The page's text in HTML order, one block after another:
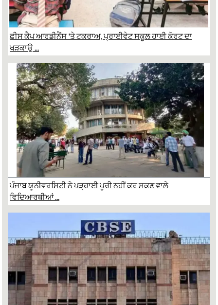
ਫ਼ੀਸ ਕੈਪ ਆਰਡੀਨੈਂਸ 'ਤੇ ਟਕਰਾਅ, ਪ੍ਰਾਈਵੇਟ ਸਕੂਲ ਹਾਈ ਕੋਰਟ ਦਾ
ਖੜਕਾਉ ...
ਪੰਜਾਬ ਯੂਨੀਵਰਸਿਟੀ ਨੇ ਪੜ੍ਹਾਈ ਪੂਰੀ ਨਹੀਂ ਕਰ ਸਕਣ ਵਾਲੇ
ਵਿਦਿਆਰਥੀਆਂ ...